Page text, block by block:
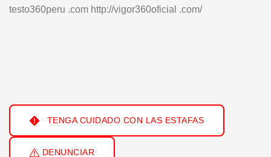
testo360peru .com http://vigor360oficial .com/
TENGA CUIDADO CON LAS ESTAFAS
DENUNCIAR